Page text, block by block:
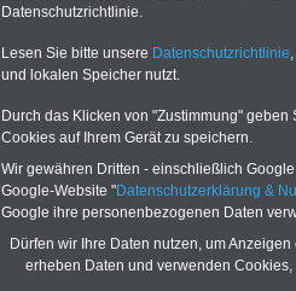
Kliniken
.
Kältekammer
Datenschutzrichtlinie.
Lesen Sie bitte unsere Datenschutzrichtlinie
und lokalen Speicher nutzt.
Durch das Klicken von "Zustimmung"
Cookies auf Ihrem Gerät zu speichern.
Wir gewähren Dritten - einschließlich
Google-Website "Datenschutzerklärung &
Google ihre personenbezogenen Daten
Dürfen wir Ihre Daten nutzen, um
erheben Daten und verwenden